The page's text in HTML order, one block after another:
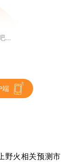
品的任何投资
商品声称由金管
项目亦不属于金
...
端
野火相关预测市